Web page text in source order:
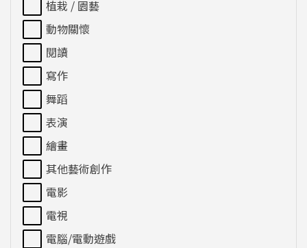
植栽 / 園藝
動物關懷
閱讀
寫作
舞蹈
表演
繪畫
其他藝術創作
電影
電視
電腦/電動遊戲